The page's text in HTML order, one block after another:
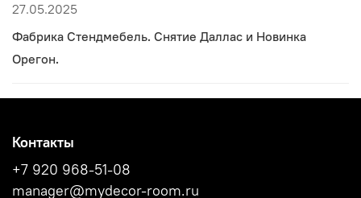
27.05.2025
Фабрика Стендмебель. Снятие Даллас и Новинка
Орегон.
Контакты
+7 920 968-51-08
manager@mydecor-room.ru